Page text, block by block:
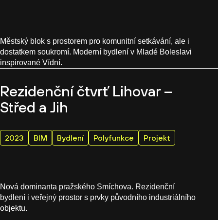
Městský blok s prostorem pro komunitní setkávání, ale i
dostatkem soukromí. Moderní bydlení v Mladé Boleslavi
inspirované Vídní.
Rezidenční čtvrť Lihovar –
Střed a Jih
2023 BIM Bydlení Polyfunkce Projekt
Nová dominanta pražského Smíchova. Rezidenční
bydlení i veřejný prostor s prvky původního industriálního
objektu.